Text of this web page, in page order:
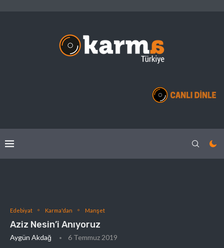
Edebiyat Karma'dan Manşet
Aziz Nesin’i Anıyoruz
Aygün Akdağ 6 Temmuz 2019